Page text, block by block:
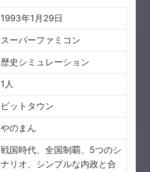
1993年1月29日
スーパーファミコン
歴史シミュレーション
1人
ビットタウン
やのまん
戦国時代、全国制覇、5つのシ
ナリオ、シンプルな内政と合